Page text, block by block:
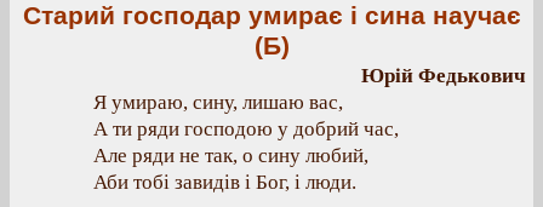
Старий господар умирає і сина научає
(Б)
Юрій Федькович
Я умираю, сину, лишаю вас,
А ти ряди господою у добрий час,
Але ряди не так, о сину любий,
Аби тобі завидів і Бог, і люди.